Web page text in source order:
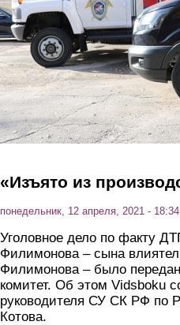
«Изъято из
понедельник, 12 апреля, 2021 - 18:34
Уголовное дело по факту
Филимонова – сына
Филимонова – было
комитет. Об этом Vidsboku
руководителя СУ СК РФ по
Котова.